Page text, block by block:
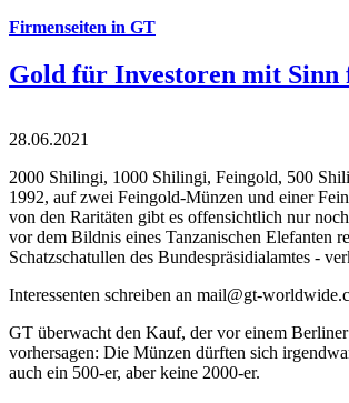
Firmenseiten in GT
Gold für Investoren mit
28.06.2021
2000 Shilingi, 1000 Shilingi, Feingold, 500
1992, auf zwei Feingold-Münzen und einer
von den Raritäten gibt es offensichtlich nur
vor dem Bildnis eines Tanzanischen Elefanten
Schatzschatullen des Bundespräsidialamtes -
Interessenten schreiben an mail@gt-
GT überwacht den Kauf, der vor einem
vorhersagen: Die Münzen dürften sich
auch ein 500-er, aber keine 2000-er.